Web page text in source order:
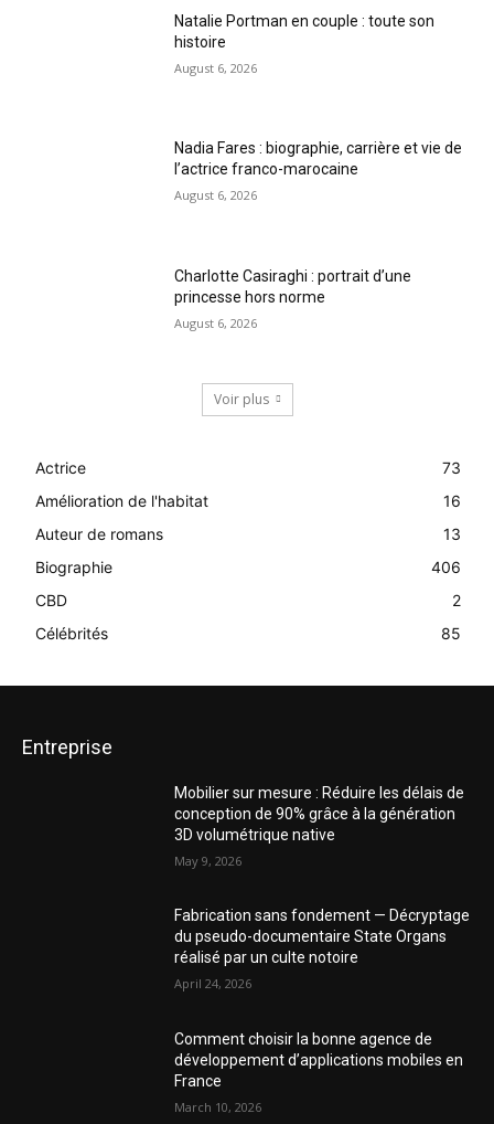
Natalie Portman en couple : toute son
histoire
August 6, 2026
Nadia Fares : biographie, carrière et vie de
l’actrice franco-marocaine
August 6, 2026
Charlotte Casiraghi : portrait d’une
princesse hors norme
August 6, 2026
Voir plus
Actrice
73
Amélioration de l'habitat
16
Auteur de romans
13
Biographie
406
CBD
2
Célébrités
85
Entreprise
Mobilier sur mesure : Réduire les délais de
conception de 90% grâce à la génération
3D volumétrique native
May 9, 2026
Fabrication sans fondement — Décryptage
du pseudo-documentaire State Organs
réalisé par un culte notoire
April 24, 2026
Comment choisir la bonne agence de
développement d’applications mobiles en
France
March 10, 2026